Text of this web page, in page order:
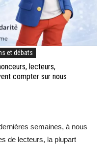
et débats
lecteurs,
compter sur nous
semaines, à nous
de lecteurs, la plupart